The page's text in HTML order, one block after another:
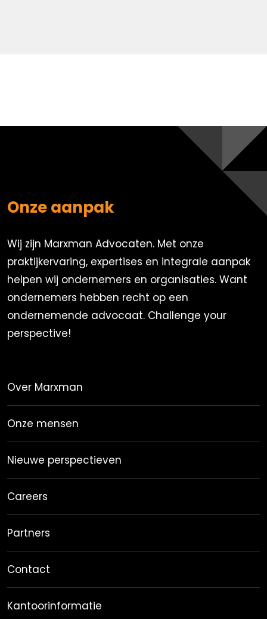
Onze aanpak
Wij zijn Marxman Advocaten. Met onze
praktijkervaring, expertises en integrale aanpak
helpen wij ondernemers en organisaties. Want
ondernemers hebben recht op een
ondernemende advocaat. Challenge your
perspective!
Over Marxman
Onze mensen
Nieuwe perspectieven
Careers
Partners
Contact
Kantoorinformatie